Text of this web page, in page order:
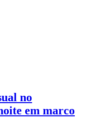
no
em marco